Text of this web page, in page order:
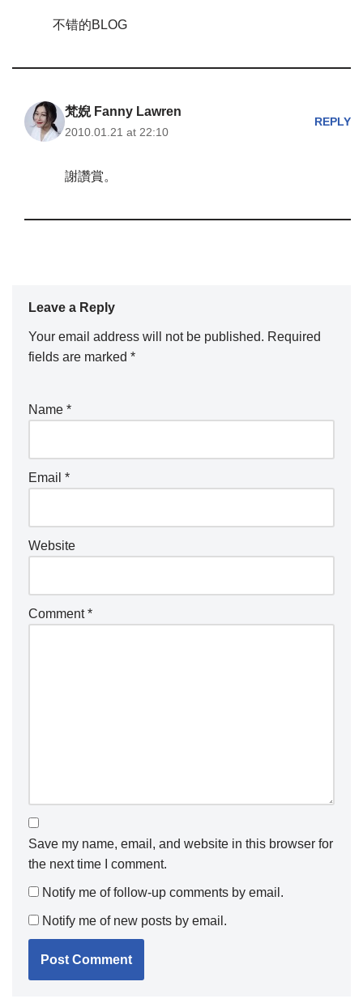
不错的BLOG
梵婗 Fanny Lawren
2010.01.21 at 22:10
REPLY
謝讚賞。
Leave a Reply
Your email address will not be published. Required
fields are marked *
Name *
Email *
Website
Comment*
Save my name, email, and website in this browser for
the next time I comment.
Notify me of follow-up comments by email.
Notify me of new posts by email.